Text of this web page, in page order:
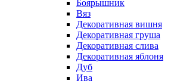
Боярышник
Вяз
Декоративная вишня
Декоративная груша
Декоративная слива
Декоративная яблоня
Дуб
Ива